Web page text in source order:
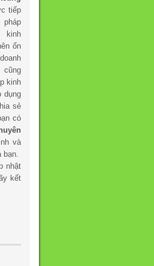
tiếp
kinh
ổn
cũng
kinh
dụng
sẻ
có
và
bạn.
nhật
kết